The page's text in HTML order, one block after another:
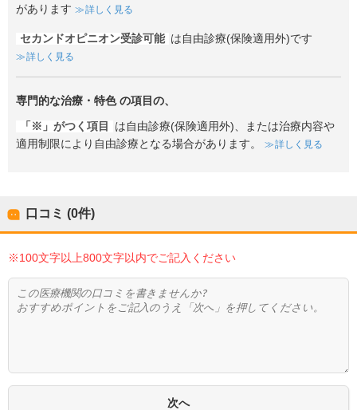
があります
詳しく見る
セカンドオピニオン受診可能 は自由診療(保険適用外)です
詳しく見る
専門的な治療・特色の項目の、
「※」がつく項目
は自由診療(保険適用外)、または治療内容や
適用制限により自由診療となる場合があります。
詳しく見る
口コミ (0件)
※100文字以上800文字以内でご記入ください